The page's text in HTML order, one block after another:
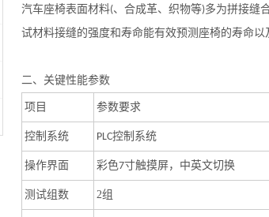
汽车座椅表面材料(、合成革、织物等)多为拼接缝
试材料接缝的强度和寿命能有效预测座椅的寿命
二、关键性能参数
项目 参数要求
控制系统 PLC控制系统
操作界面 彩色7寸触摸屏，中英文切换
测试组数 2组